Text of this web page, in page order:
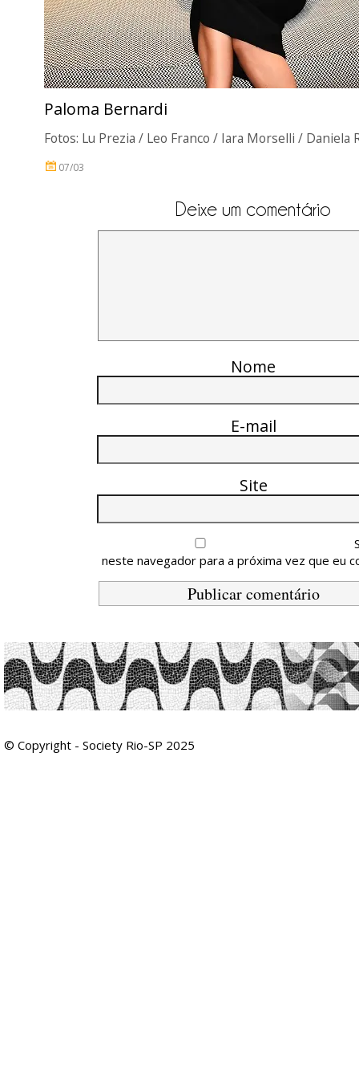
Paloma Bernardi
Fotos: Lu Prezia / Leo Franco / Iara Morselli / Daniela
07/03
Deixe um comentário
Nome
E-mail
Site
neste navegador para a próxima vez que eu
© Copyright - Society Rio-SP 2025